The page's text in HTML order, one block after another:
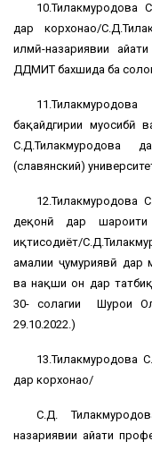
10.Тилакмуродова
дар корхонаҳо/
илмӣ-назариявии
ДДМИТ бахшида ба
бақайдгирии муҳосибӣ
С.Д.Тилакмуродова
(славянский)
12.Тилакмуродова
деҳқонӣ дар
иқтисодиёт/
амалии ҷумҳуриявӣ дар
ва нақши он дар
30- солагии Шурои
29.10.2022.)
13.Тилакмуродова
дар корхонаҳо/
С.Д.
назариявии ҳайати